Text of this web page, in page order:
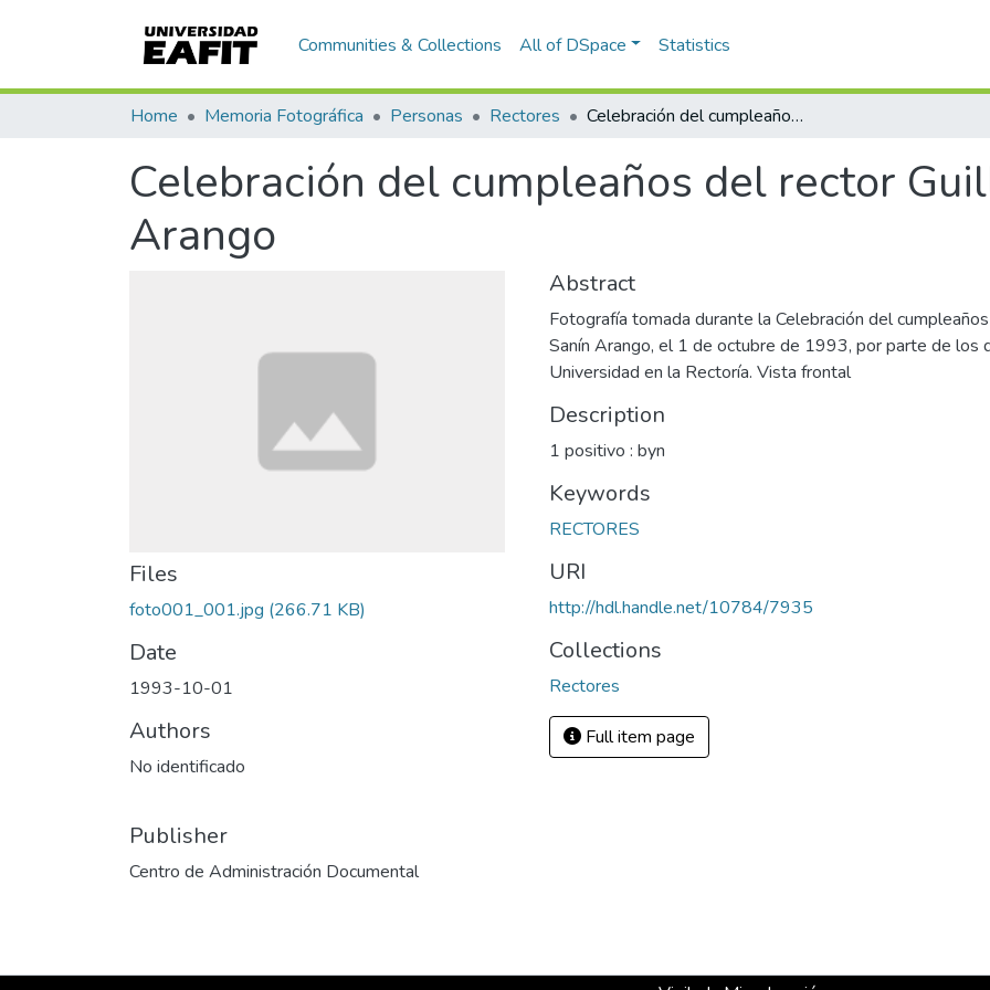
Communities & Collections All of DSpace Statistics
Home Memoria Fotográfica Personas Rectores Celebración del cumpleaños del rector Guillermo Sanín Arango
Celebración del cumpleaños del rector
Arango
Files
foto001_001.jpg (266.71 KB)
Date
1993-10-01
Authors
No identificado
Publisher
Centro de Administración Documental
Abstract
Fotografía tomada durante la Celebración del
Sanín Arango, el 1 de octubre de 1993, por parte de los
Universidad en la Rectoría. Vista frontal
Description
1 positivo : byn
Keywords
RECTORES
URI
http://hdl.handle.net/10784/7935
Collections
Rectores
Full item page